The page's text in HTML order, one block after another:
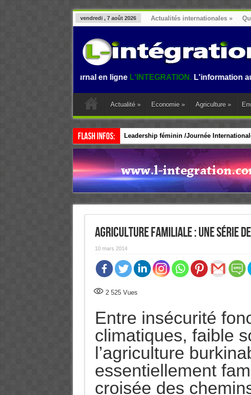
vendredi , 7 août 2026 Actualités internationales »
sur le journal en ligneL'INTEGRATION.L'information au Benin, en
Actualité » Economie » Agriculture »
Flash Infos: Leadership féminin /Journée
CEDEAO / Accélérer le leadership
Agriculture familiale : une série
10 mars 2014
2 525Vues
Entre insécurité
climatiques, faible
l’agriculture
essentiellement
croisée des